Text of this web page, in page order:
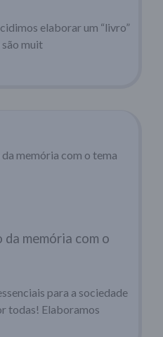
elaborar um “livro”
são muit
memória com o
para a sociedade
todas! Elaboramos